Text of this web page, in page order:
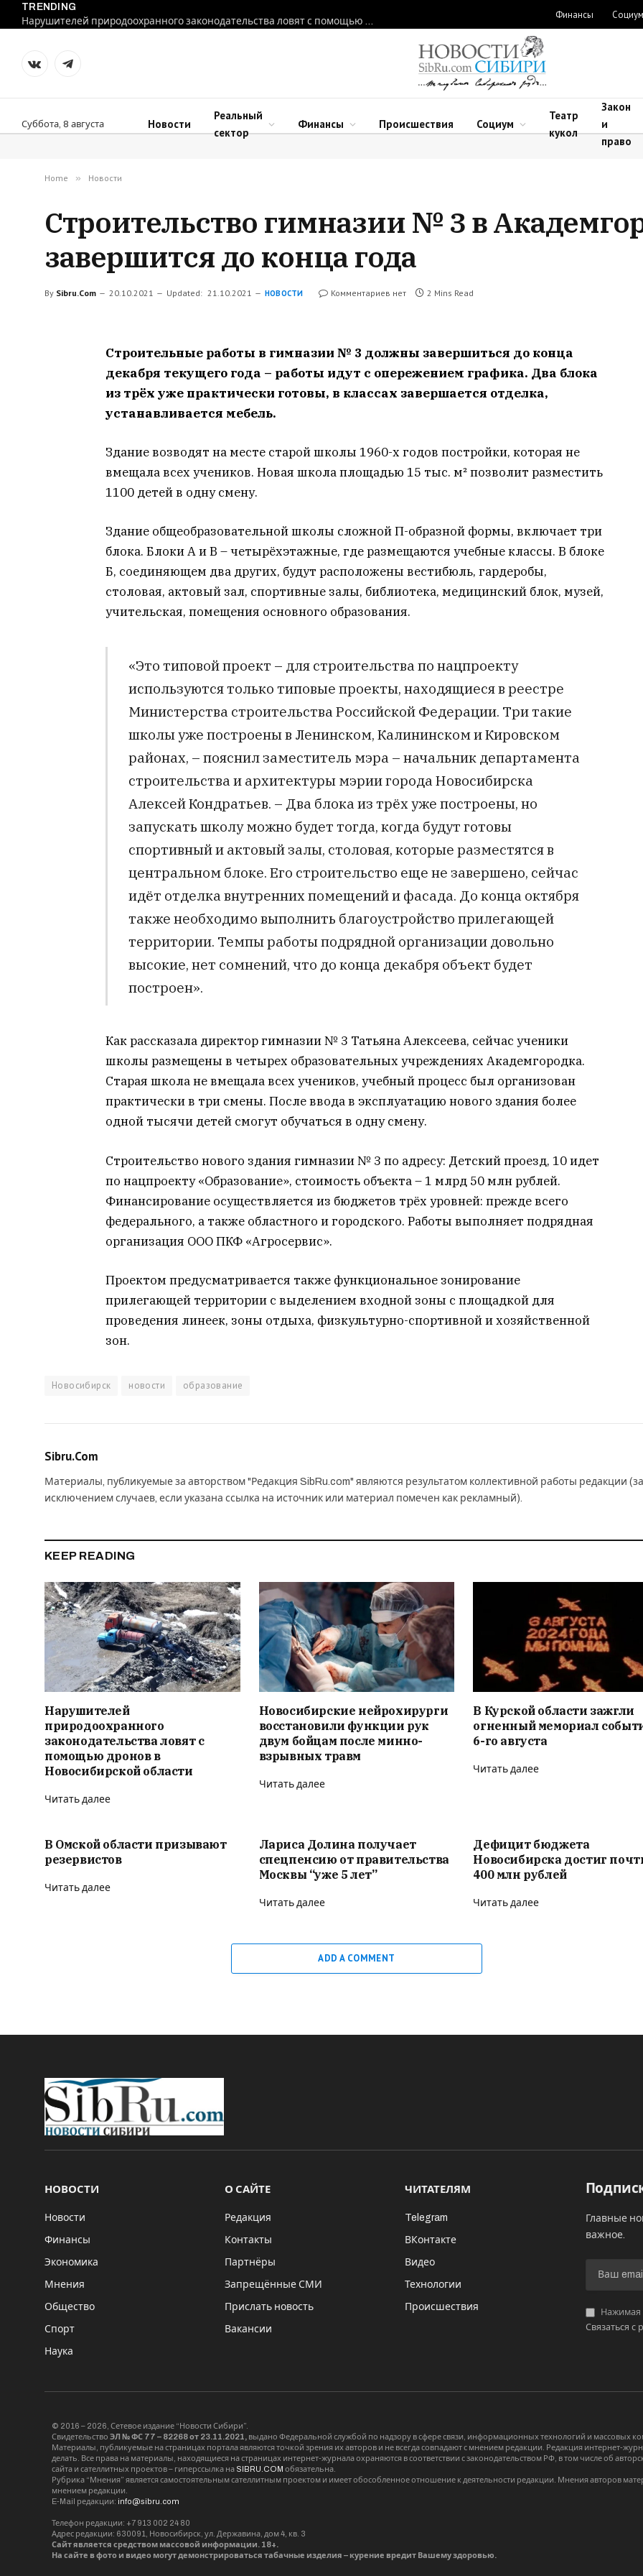
TRENDING
Нарушителей природоохранного законодательства ловят с помощью дронов в Новосибирской области
Финансы Социум
VKontakteTelegram
Суббота, 8 августа Новости
Реальный
сектор
Финансы Происшествия Социум
Театр
кукол
Закон
и
право
Home » Новости
Строительство гимназии № 3 в
завершится до конца года
By Sibru.Com 20.10.2021 Updated: 21.10.2021 НОВОСТИ Комментариев нет 2 Mins Read
Строительные работы в гимназии № 3 должны завершиться до конца
декабря текущего года – работы идут с опережением графика. Два блока
из трёх уже практически готовы, в классах завершается отделка,
устанавливается мебель.
Здание возводят на месте старой школы 1960-х годов постройки, которая не
вмещала всех учеников. Новая школа площадью 15 тыс. м² позволит разместить
1100 детей в одну смену.
Здание общеобразовательной школы сложной П-образной формы, включает три
блока. Блоки А и В – четырёхэтажные, где размещаются учебные классы. В блоке
Б, соединяющем два других, будут расположены вестибюль, гардеробы,
столовая, актовый зал, спортивные залы, библиотека, медицинский блок, музей,
учительская, помещения основного образования.
«Это типовой проект – для строительства по нацпроекту
используются только типовые проекты, находящиеся в реестре
Министерства строительства Российской Федерации. Три такие
школы уже построены в Ленинском, Калининском и Кировском
районах, – пояснил заместитель мэра – начальник департамента
строительства и архитектуры мэрии города Новосибирска
Алексей Кондратьев. – Два блока из трёх уже построены, но
запускать школу можно будет тогда, когда будут готовы
спортивный и актовый залы, столовая, которые разместятся в
центральном блоке. Его строительство еще не завершено, сейчас
идёт отделка внутренних помещений и фасада. До конца октября
также необходимо выполнить благоустройство прилегающей
территории. Темпы работы подрядной организации довольно
высокие, нет сомнений, что до конца декабря объект будет
построен».
Как рассказала директор гимназии № 3 Татьяна Алексеева, сейчас ученики
школы размещены в четырех образовательных учреждениях Академгородка.
Старая школа не вмещала всех учеников, учебный процесс был организован
практически в три смены. После ввода в эксплуатацию нового здания более
одной тысячи детей смогут обучаться в одну смену.
Строительство нового здания гимназии № 3 по адресу: Детский проезд, 10 идет
по нацпроекту «Образование», стоимость объекта – 1 млрд 50 млн рублей.
Финансирование осуществляется из бюджетов трёх уровней: прежде всего
федерального, а также областного и городского. Работы выполняет подрядная
организация ООО ПКФ «Агросервис».
Проектом предусматривается также функциональное зонирование
прилегающей территории с выделением входной зоны с площадкой для
проведения линеек, зоны отдыха, физкультурно-спортивной и хозяйственной
зон.
Новосибирск новости образование
Sibru.Com
Материалы, публикуемые за авторством "Редакция SibRu.com" являются результатом коллективной работы редакции (за
исключением случаев, если указана ссылка на источник или материал помечен как рекламный).
KEEP READING
Нарушителей
природоохранного
законодательства ловят с
помощью дронов в
Новосибирской области
Читать далее
Новосибирские нейрохирурги
восстановили функции рук
двум бойцам после минно-
взрывных травм
Читать далее
В Курской области зажгли
огненный мемориал
6-го августа
Читать далее
В Омской области призывают
резервистов
Читать далее
Лариса Долина получает
спецпенсию от правительства
Москвы “уже 5 лет”
Читать далее
Дефицит бюджета
Новосибирска достиг
400 млн рублей
Читать далее
ADD A COMMENT
НОВОСТИ
Новости
Финансы
Экономика
Мнения
Общество
Спорт
Наука
О САЙТЕ
Редакция
Контакты
Партнёры
Запрещённые СМИ
Прислать новость
Вакансии
ЧИТАТЕЛЯМ
Telegram
ВКонтакте
Видео
Технологии
Происшествия
Главные
важное.
Нажимая
Связаться с
© 2016 – 2026, Сетевое издание “Новости Сибири”.
Свидетельство ЭЛ № ФС 77 – 82268 от 23.11.2021, выдано Федеральной службой по надзору в сфере связи, информационных технологий и массовых
Материалы, публикуемые на страницах портала являются точкой зрения их авторов и не всегда совпадают с мнением редакции. Редакция интернет-
делать. Все права на материалы, находящиеся на страницах интернет-журнала охраняются в соответствии с законодательством РФ, в том числе об
сайта и сателлитных проектов – гиперссылка на SIBRU.COM обязательна.
Рубрика “Мнения” является самостоятельным сателлитным проектом и имеет обособленное отношение к деятельности редакции. Мнения авторов
мнением редакции.
E-Mail редакции: info@sibru.com
Телефон редакции: +7 913 002 24 80
Адрес редакции: 630091, Новосибирск, ул. Державина, дом 4, кв. 3
Сайт является средством массовой информации. 18+.
На сайте в фото и видео могут демонстрироваться табачные изделия – курение вредит Вашему здоровью.